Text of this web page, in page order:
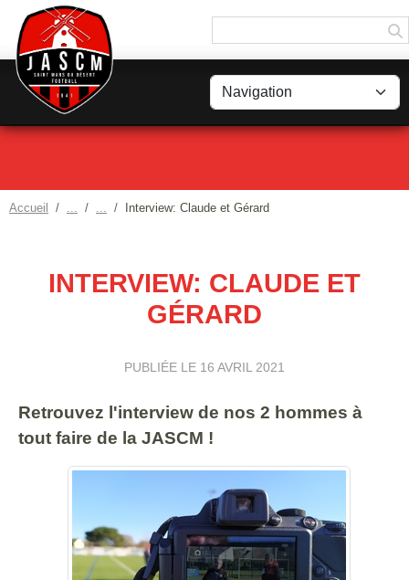
Accueil Interview: Claude et Gérard
INTERVIEW: CLAUDE ET
GÉRARD
PUBLIÉE LE 16 AVRIL 2021
Retrouvez l'interview de nos 2 hommes à
tout faire de la JASCM !
Panneau de gestion des cookies